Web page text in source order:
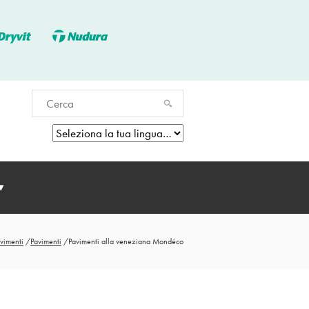
/Pavimenti /Pavimenti alla veneziana Mondéco